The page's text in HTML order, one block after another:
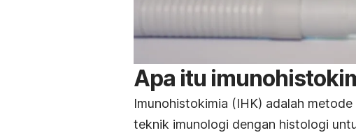
Apa itu
Imunohistokimia (IHK) adalah
teknik imunologi dengan histologi